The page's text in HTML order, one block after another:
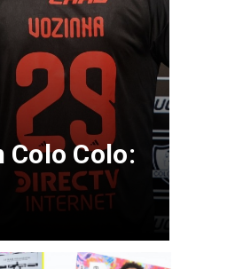
Colo Colo: